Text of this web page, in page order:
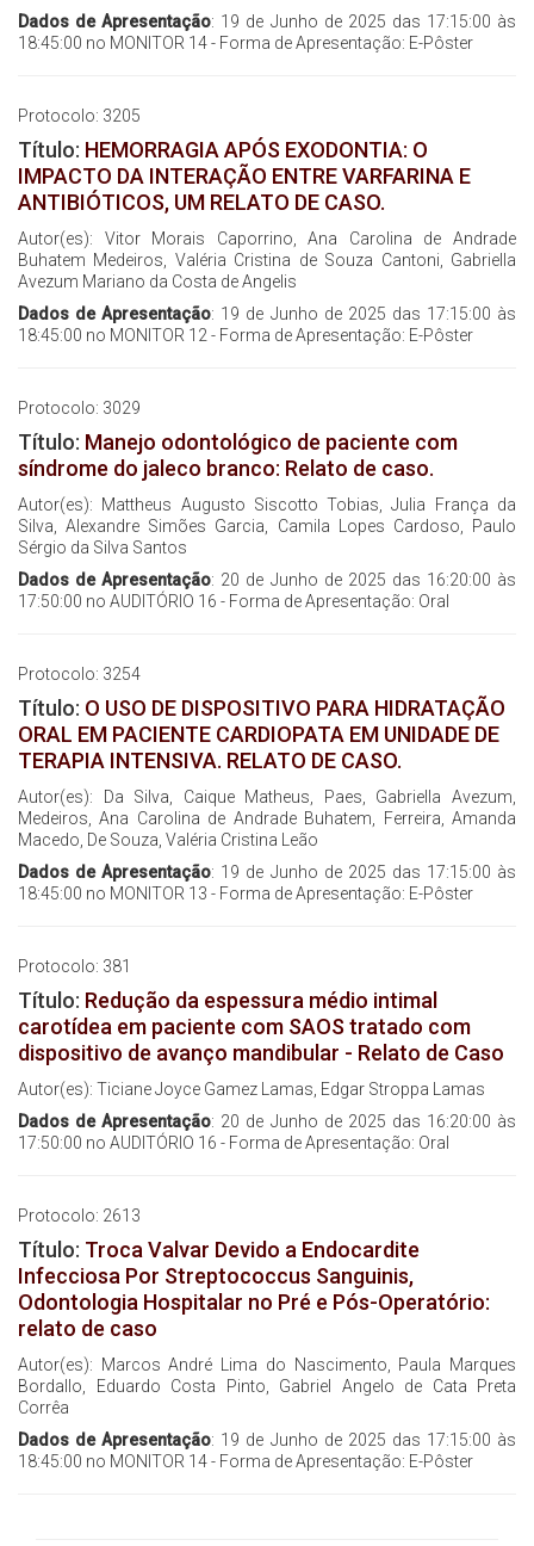
Dados de Apresentação: 19 de Junho de 2025 das 17:15:00 às
18:45:00 no MONITOR 14 - Forma de Apresentação: E-Pôster
Protocolo: 3205
Título: HEMORRAGIA APÓS EXODONTIA: O
IMPACTO DA INTERAÇÃO ENTRE VARFARINA E
ANTIBIÓTICOS, UM RELATO DE CASO.
Autor(es): Vitor Morais Caporrino, Ana Carolina de Andrade
Buhatem Medeiros, Valéria Cristina de Souza Cantoni, Gabriella
Avezum Mariano da Costa de Angelis
Dados de Apresentação: 19 de Junho de 2025 das 17:15:00 às
18:45:00 no MONITOR 12 - Forma de Apresentação: E-Pôster
Protocolo: 3029
Título: Manejo odontológico de paciente com
síndrome do jaleco branco: Relato de caso.
Autor(es): Mattheus Augusto Siscotto Tobias, Julia França da
Silva, Alexandre Simões Garcia, Camila Lopes Cardoso, Paulo
Sérgio da Silva Santos
Dados de Apresentação: 20 de Junho de 2025 das 16:20:00 às
17:50:00 no AUDITÓRIO 16 - Forma de Apresentação: Oral
Protocolo: 3254
Título: O USO DE DISPOSITIVO PARA HIDRATAÇÃO
ORAL EM PACIENTE CARDIOPATA EM UNIDADE DE
TERAPIA INTENSIVA. RELATO DE CASO.
Autor(es): Da Silva, Caique Matheus, Paes, Gabriella Avezum,
Medeiros, Ana Carolina de Andrade Buhatem, Ferreira, Amanda
Macedo, De Souza, Valéria Cristina Leão
Dados de Apresentação: 19 de Junho de 2025 das 17:15:00 às
18:45:00 no MONITOR 13 - Forma de Apresentação: E-Pôster
Protocolo: 381
Título: Redução da espessura médio intimal
carotídea em paciente com SAOS tratado com
dispositivo de avanço mandibular - Relato de Caso
Autor(es): Ticiane Joyce Gamez Lamas, Edgar Stroppa Lamas
Dados de Apresentação: 20 de Junho de 2025 das 16:20:00 às
17:50:00 no AUDITÓRIO 16 - Forma de Apresentação: Oral
Protocolo: 2613
Título: Troca Valvar Devido a Endocardite
Infecciosa Por Streptococcus Sanguinis,
Odontologia Hospitalar no Pré e Pós-Operatório:
relato de caso
Autor(es): Marcos André Lima do Nascimento, Paula Marques
Bordallo, Eduardo Costa Pinto, Gabriel Angelo de Cata Preta
Corrêa
Dados de Apresentação: 19 de Junho de 2025 das 17:15:00 às
18:45:00 no MONITOR 14 - Forma de Apresentação: E-Pôster